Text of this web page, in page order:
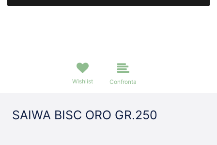
Wishlist Confronta
SAIWA BISC ORO GR.250